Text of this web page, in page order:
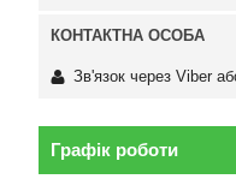
Зв'язок через Viber
Графік роботи